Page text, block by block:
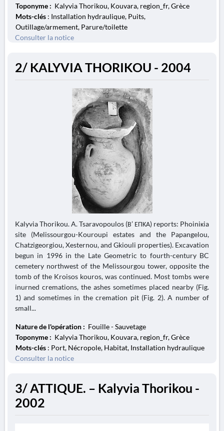
Toponyme : Kalyvia Thorikou, Kouvara, region_fr, Grèce
Mots-clés : Installation hydraulique, Puits,
Outillage/armement, Parure/toilette
Consulter la notice
2/ KALYVIA THORIKOU - 2004
Kalyvia Thorikou. A. Tsaravopoulos (Β’ ΕΠΚΑ) reports: Phoiniκia
site (Melissourgou-Kouroupi estates and the Papangelou,
Chatzigeorgiou, Xesternou, and Gkiouli properties). Excavation
begun in 1996 in the Late Geometric to fourth-century BC
cemetery northwest of the Melissourgou tower, opposite the
tomb of the Kroisos kouros, was continued. Most tombs were
inurned cremations, the ashes sometimes placed nearby (Fig.
1) and sometimes in the cremation pit (Fig. 2). A number of
small...
Nature de l'opération : Fouille - Sauvetage
Toponyme : Kalyvia Thorikou, Kouvara, region_fr, Grèce
Mots-clés : Port, Nécropole, Habitat, Installation hydraulique
Consulter la notice
3/ ATTIQUE. – Kalyvia Thorikou -
2002